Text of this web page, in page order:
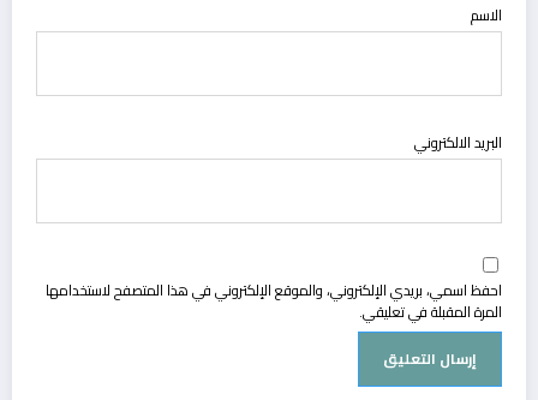
الاسم
البريد الالكتروني
احفظ اسمي، بريدي الإلكتروني، والموقع الإلكتروني في هذا المتصفح لاستخدامها
المرة المقبلة في تعليقي.